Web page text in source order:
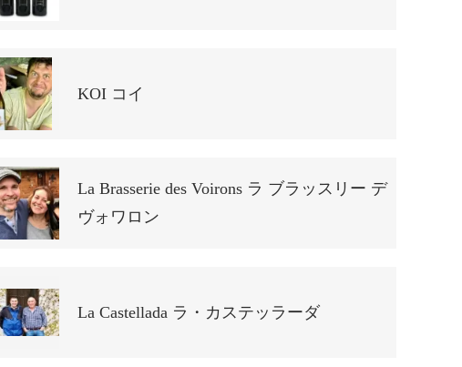
KOI コイ
La Brasserie des Voirons ラ ブラッスリー デ
ヴォワロン
La Castellada ラ・カステッラーダ